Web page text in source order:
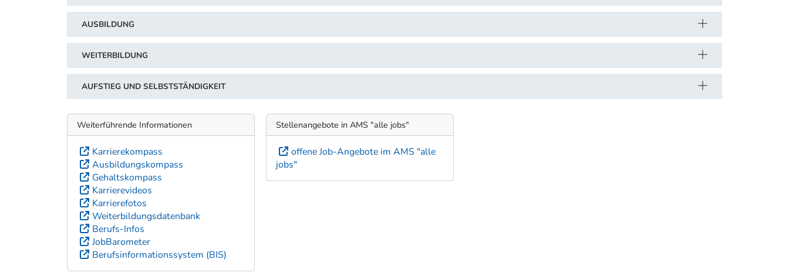
AUSBILDUNG
WEITERBILDUNG
AUFSTIEG UND SELBSTSTÄNDIGKEIT
Weiterführende Informationen
Karrierekompass
Ausbildungskompass
Gehaltskompass
Karrierevideos
Karrierefotos
Weiterbildungsdatenbank
Berufs-Infos
JobBarometer
Berufsinformationssystem (BIS)
Stellenangebote in AMS "alle jobs"
offene Job-Angebote im AMS "alle
jobs"